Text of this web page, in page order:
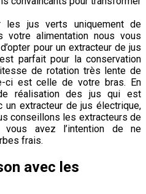
les jus verts uniquement de
votre alimentation nous vous
pour un extracteur de jus
parfait pour la conservation
de rotation très lente de
ci est celle de votre bras. En
réalisation des jus qui est
un extracteur de jus électrique,
conseillons les extracteurs de
avez l’intention de ne
frais.
avec les